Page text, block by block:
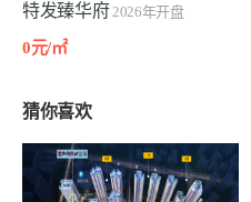
特发臻华府2026年开盘
0元/㎡
猜你喜欢